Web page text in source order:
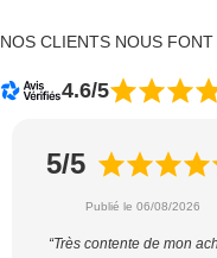
NOS CLIENTS NOUS
4.6/5
5/5
Publié le 06/08/2026
“Très contente de mon